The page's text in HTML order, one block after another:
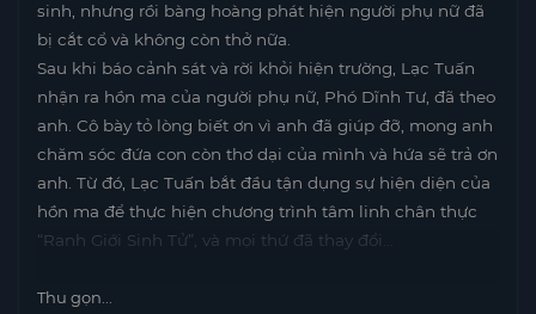
sinh, nhưng rồi bàng hoàng phát hiện người phụ nữ đã
bị cắt cổ và không còn thở nữa.
Sau khi báo cảnh sát và rời khỏi hiện trường, Lạc Tuấn
nhận ra hồn ma của người phụ nữ, Phó Dĩnh Tư, đã theo
anh. Cô bày tỏ lòng biết ơn vì anh đã giúp đỡ, mong anh
chăm sóc đứa con còn thơ dại của mình và hứa sẽ trả ơn
anh. Từ đó, Lạc Tuấn bắt đầu tận dụng sự hiện diện của
hồn ma để thực hiện chương trình tâm linh chân thực
“Ranh Giới Sinh Tử”, và mọi thứ đã thay đổi…
Thu gọn...